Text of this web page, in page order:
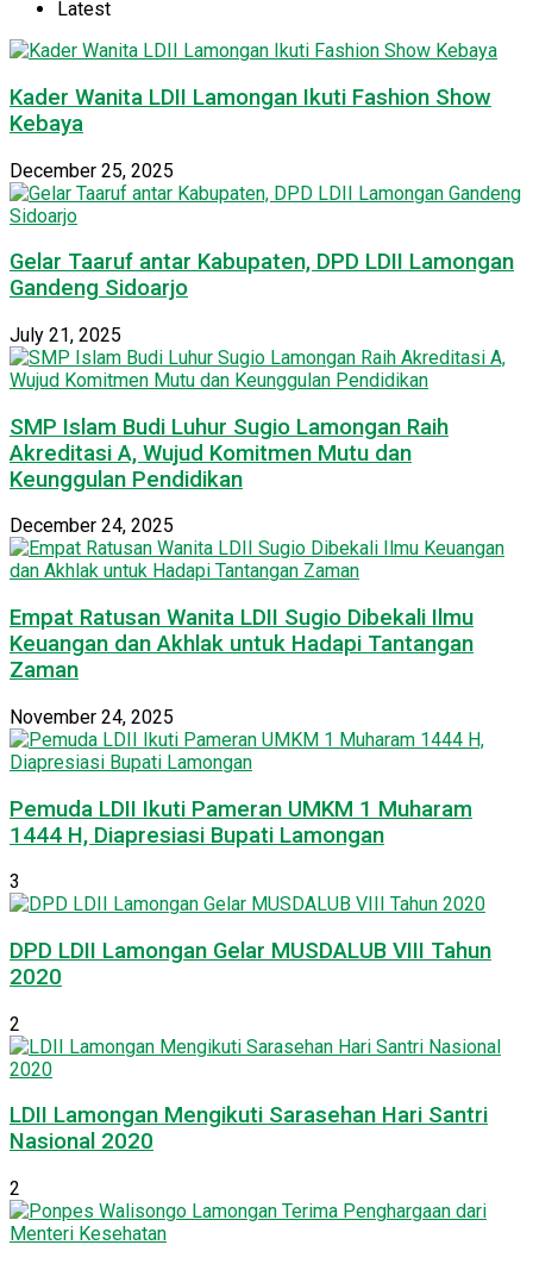
Latest
Kader Wanita LDII Lamongan Ikuti Fashion Show
Kebaya
December 25, 2025
Gelar Taaruf antar Kabupaten, DPD LDII Lamongan
Gandeng Sidoarjo
July 21, 2025
SMP Islam Budi Luhur Sugio Lamongan Raih
Akreditasi A, Wujud Komitmen Mutu dan
Keunggulan Pendidikan
December 24, 2025
Empat Ratusan Wanita LDII Sugio Dibekali Ilmu
Keuangan dan Akhlak untuk Hadapi Tantangan
Zaman
November 24, 2025
Pemuda LDII Ikuti Pameran UMKM 1 Muharam
1444 H, Diapresiasi Bupati Lamongan
3
DPD LDII Lamongan Gelar MUSDALUB VIII Tahun
2020
2
LDII Lamongan Mengikuti Sarasehan Hari Santri
Nasional 2020
2